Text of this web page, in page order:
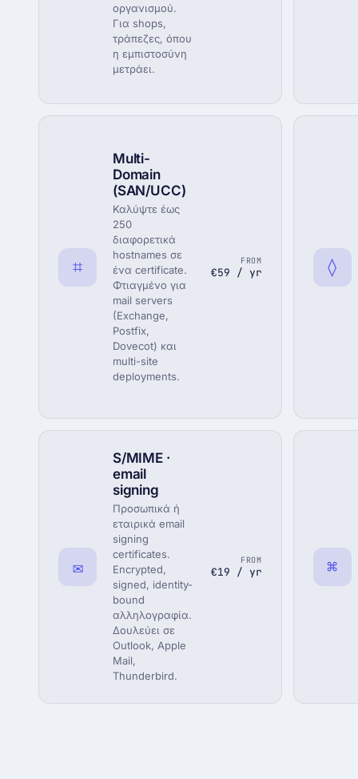
οργανισμού.
Για shops,
τράπεζες, όπου
η εμπιστοσύνη
μετράει.
⌗
Multi-
Domain
(SAN/UCC)
Καλύψτε έως
250
διαφορετικά
hostnames σε
ένα certificate.
Φτιαγμένο για
mail servers
(Exchange,
Postfix,
Dovecot) και
multi-site
deployments.
FROM
€59 / yr ◊
✉
S/MIME ·
email
signing
Προσωπικά ή
εταιρικά email
signing
certificates.
Encrypted,
signed, identity-
bound
αλληλογραφία.
Δουλεύει σε
Outlook, Apple
Mail,
Thunderbird.
FROM
€19 / yr ⌘